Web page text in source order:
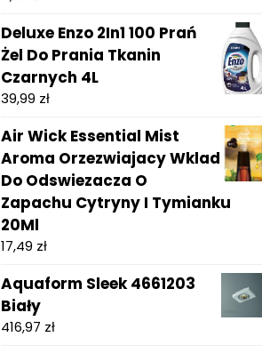
Deluxe Enzo 2In1 100 Prań
Żel Do Prania Tkanin
Czarnych 4L
39,99 zł
Air Wick Essential Mist
Aroma Orzezwiajacy Wklad
Do Odswiezacza O
Zapachu Cytryny I Tymianku
20Ml
17,49 zł
Aquaform Sleek 4661203
Biały
416,97 zł